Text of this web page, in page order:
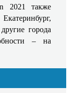
2021 также
города
– на